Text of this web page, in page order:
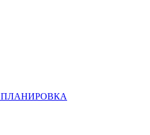
ПЛАНИРОВКА